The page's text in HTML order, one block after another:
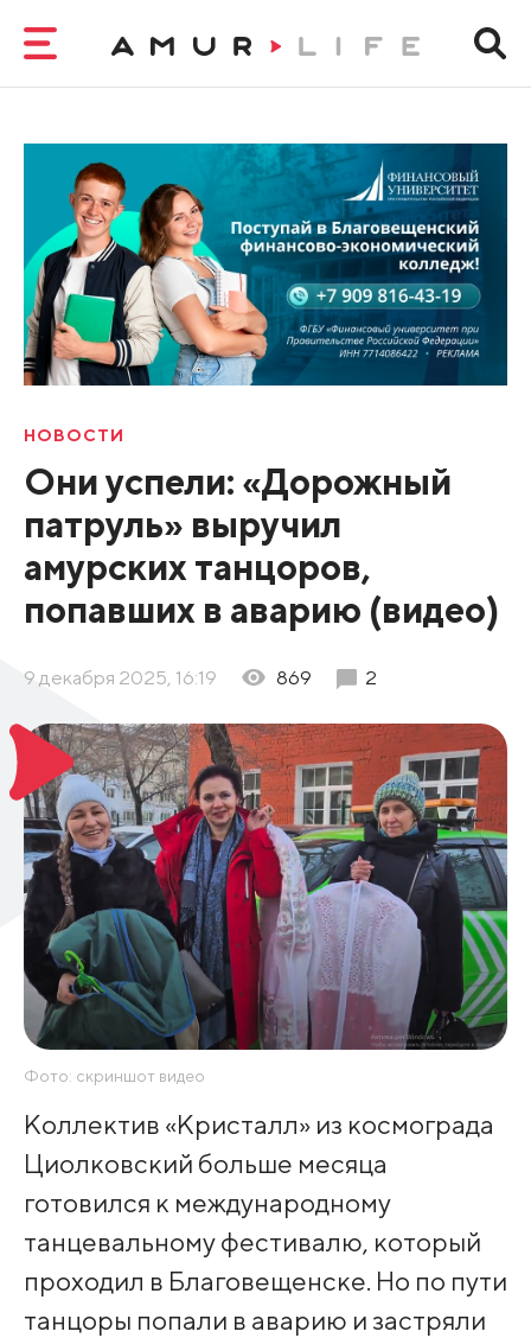
НОВОСТИ
Они успели: «Дорожный
патруль» выручил
амурских танцоров,
попавших в аварию (видео)
9 декабря 2025, 16:19 869 2
Фото: скриншот видео
Коллектив «Кристалл» из космограда
Циолковский больше месяца
готовился к международному
танцевальному фестивалю, который
проходил в Благовещенске. Но по пути
танцоры попали в аварию и застряли